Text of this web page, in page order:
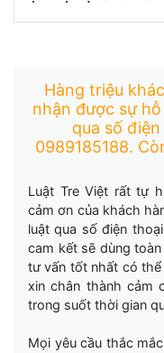
Hàng triệu
nhận được sự
qua số
0989185188.
Luật Tre Việt rất tự
cảm ơn của khách
luật qua số điện
cam kết sẽ dùng
tư vấn tốt nhất có
xin chân thành cảm
trong suốt thời gian
Mọi yêu cầu thắc